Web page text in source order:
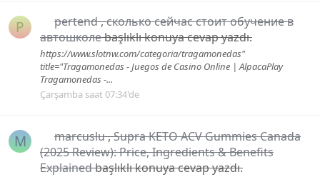
P pertend,сколько сейчас стоит обучение в
автошколеbaşlıklı konuya cevap yazdı.
https://www.slotnw.com/categoria/tragamonedas"
title="Tragamonedas - Juegos de Casino Online | AlpacaPlay
Tragamonedas -...
Çarşamba saat 07:34'de
M marcuslu,Supra KETO ACV Gummies Canada
(2025 Review): Price, Ingredients & Benefits
Explainedbaşlıklı konuya cevap yazdı.